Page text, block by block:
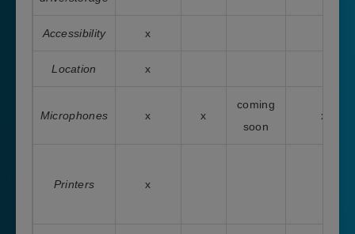
Accessibility x
Location x
Microphones x x
coming
soon
x
Printers x